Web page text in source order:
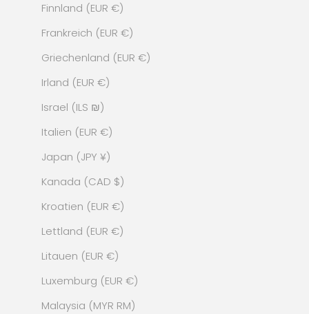
Finnland (EUR €)
Frankreich (EUR €)
Griechenland (EUR €)
Irland (EUR €)
Israel (ILS ₪)
Italien (EUR €)
Japan (JPY ¥)
Kanada (CAD $)
Kroatien (EUR €)
Lettland (EUR €)
Litauen (EUR €)
Luxemburg (EUR €)
Malaysia (MYR RM)